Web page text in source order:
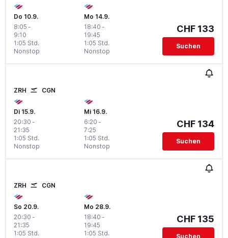
Do 10.9.
8:05 -
9:10
Nonstop
1:05 Std.
Mo 14.9.
18:40 -
19:45
Nonstop
1:05 Std.
CHF 133
Suchen
ZRH CGN
Di 15.9.
20:30 -
21:35
Nonstop
1:05 Std.
Mi 16.9.
6:20 -
7:25
Nonstop
1:05 Std.
CHF 134
Suchen
ZRH CGN
So 20.9.
20:30 -
21:35
1:05 Std.
Mo 28.9.
18:40 -
19:45
1:05 Std.
CHF 135
Suchen